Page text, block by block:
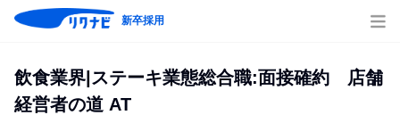
新卒採用
飲食業界|ステーキ業態総合職:面接確約　店舗
経営者の道 AT